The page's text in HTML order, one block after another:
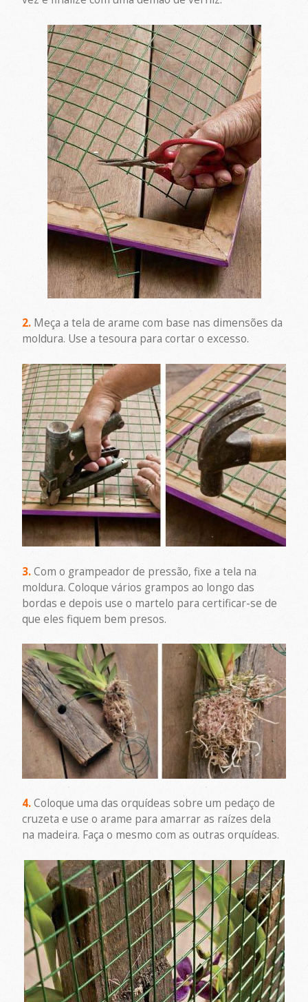
2. Meça a tela de arame com base nas dimensões da
moldura. Use a tesoura para cortar o excesso.
3.Com o grampeador de pressão, fixe a tela na
moldura. Coloque vários grampos ao longo das
bordas e depois use o martelo para certificar-se de
que eles fiquem bem presos.
4.Coloque uma das orquídeas sobre um pedaço de
cruzeta e use o arame para amarrar as raízes dela
na madeira. Faça o mesmo com as outras orquídeas.